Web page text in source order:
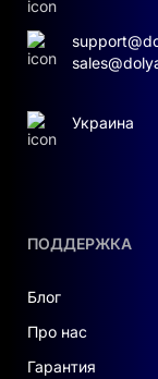
ПОДДЕРЖКА
Блог
Про нас
Гарантия
Украина